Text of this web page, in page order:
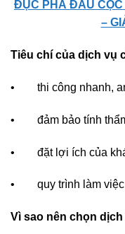
ĐỤC PHÁ ĐẦU CỌC
–
Tiêu chí của dịch vụ
• thi công nhanh, an
• đảm bảo tính thẩm
• đặt lợi ích của
• quy trình làm việc
Vì sao nên chọn